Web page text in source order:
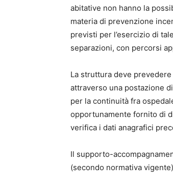
abitative non hanno la
materia di prevenzione
previsti per l’esercizio di
separazioni, con percorsi
La struttura deve
attraverso una postazione
per la continuità fra
opportunamente fornito di
verifica i dati anagrafici
Il supporto-
(secondo normativa